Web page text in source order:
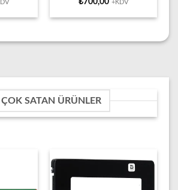
₺700,00 +KDV
ÇOK SATAN ÜRÜNLER